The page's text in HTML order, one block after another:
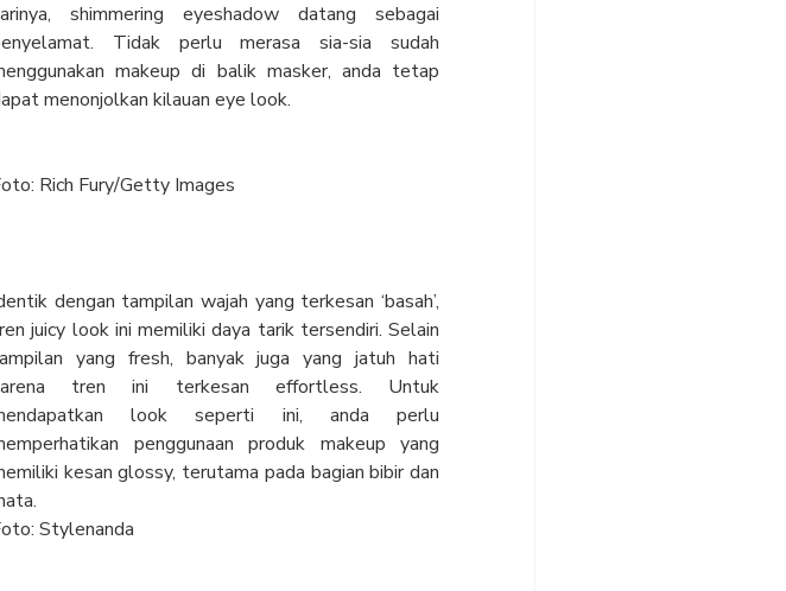
shimmering eyeshadow datang sebagai
Tidak perlu merasa sia-sia sudah
makeup di balik masker, anda tetap
menonjolkan kilauan eye look.
Rich Fury/Getty Images
dengan tampilan wajah yang terkesan ‘basah’,
juicy look ini memiliki daya tarik tersendiri. Selain
yang fresh, banyak juga yang jatuh hati
tren ini terkesan effortless. Untuk
look seperti ini, anda perlu
penggunaan produk makeup yang
kesan glossy, terutama pada bagian bibir dan
Stylenanda